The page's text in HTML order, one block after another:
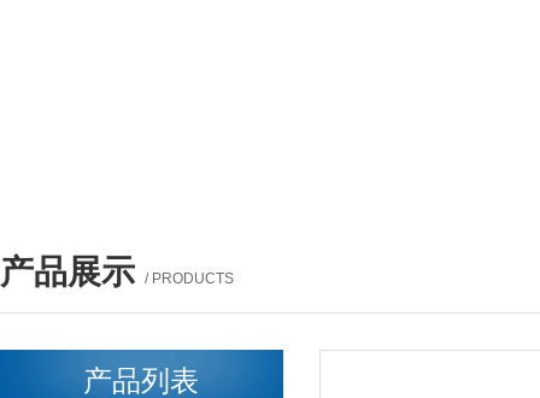
产品展示 / PRODUCTS
产品列表